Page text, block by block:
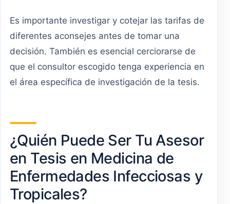
Es importante investigar y cotejar las tarifas de
diferentes aconsejes antes de tomar una
decisión. También es esencial cerciorarse de
que el consultor escogido tenga experiencia en
el área específica de investigación de la tesis.
¿Quién Puede Ser Tu Asesor
en Tesis en Medicina de
Enfermedades Infecciosas y
Tropicales?